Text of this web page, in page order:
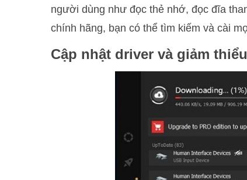
người dùng như đọc thẻ nhớ, đọc đĩa
chính hãng, bạn có thể tìm kiếm và cài
Cập nhật driver và giảm